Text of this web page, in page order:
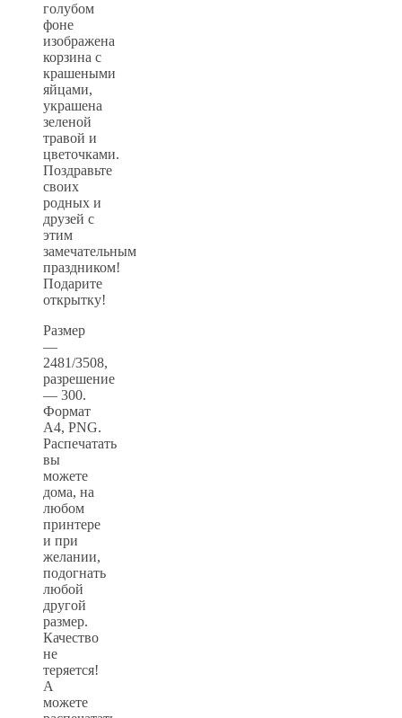
голубом
фоне
изображена
корзина с
крашеными
яйцами,
украшена
зеленой
травой и
цветочками.
Поздравьте
своих
родных и
друзей с
этим
замечательным
праздником!
Подарите
открытку!
Размер
—
2481/3508,
разрешение
— 300.
Формат
А4, PNG.
Распечатать
вы
можете
дома, на
любом
принтере
и при
желании,
подогнать
любой
другой
размер.
Качество
не
теряется!
А
можете